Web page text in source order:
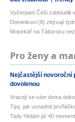
Vyčerpaní Češi zabloudili
Dominikovi (8) zbývají
Motorkář na Táborsku
Pro ženy a
Nejčastější novoroční
dovolenou
Vracejí se vám doma
Tipy, jak usnadnit
Tady hlídám já! 40